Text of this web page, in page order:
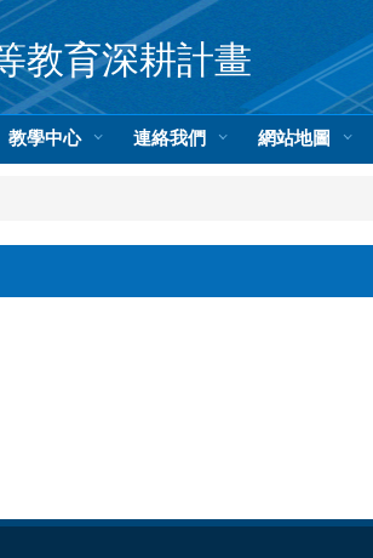
教育深耕計畫
教學中心 連絡我們 網站地圖